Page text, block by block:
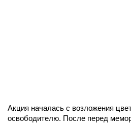
Акция началась с возложения
освободителю. После перед